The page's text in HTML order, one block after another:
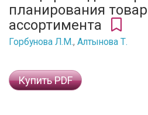
планирования
ассортимента
Горбунова Л.М., Алтынова Т.
Купить PDF